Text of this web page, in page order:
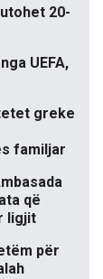
20-
UEFA,
greke
familjar
që
ligjit
për